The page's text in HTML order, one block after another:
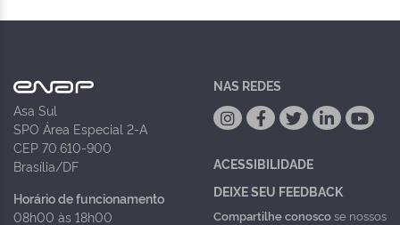
Asa Sul
SPO Área Especial 2-A
CEP 70.610-900
Brasília/DF
Horário de funcionamento
08h00 às 18h00
NAS REDES
ACESSIBILIDADE
DEIXE SEU FEEDBACK
Compartilhe conoscose nossos